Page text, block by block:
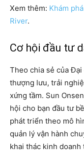
Xem thêm: Khám
River.
Cơ hội đầu tư
Theo chia sẻ của
thượng lưu, trải
xứng tầm. Sun
hội cho bạn đầu tư
phát triển theo mô
quản lý vận hành
khai thác kinh